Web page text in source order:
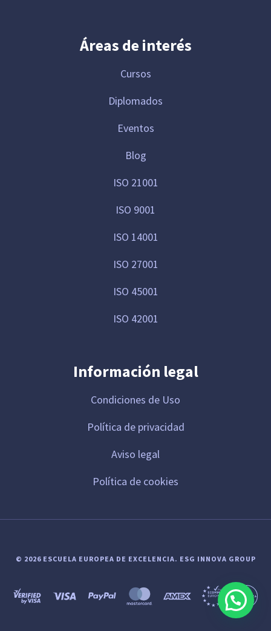
Áreas de interés
Cursos
Diplomados
Eventos
Blog
ISO 21001
ISO 9001
ISO 14001
ISO 27001
ISO 45001
ISO 42001
Información legal
Condiciones de Uso
Política de privacidad
Aviso legal
Política de cookies
© 2026 ESCUELA EUROPEA DE EXCELENCIA. ESG INNOVA GROUP